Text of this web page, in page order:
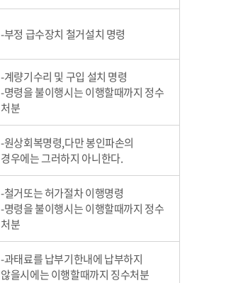
-부정 급수장치 철거설치 명령
-계량기수리 및 구입 설치 명령
-명령을 불이행시는 이행할때까지 정수
처분
-원상회복명령,다만 봉인파손의
경우에는 그러하지 아니한다.
-철거또는 허가절차 이행명령
-명령을 불이행시는 이행할때까지 정수
처분
-과태료를 납부기한내에 납부하지
않을시에는 이행할때까지 징수처분